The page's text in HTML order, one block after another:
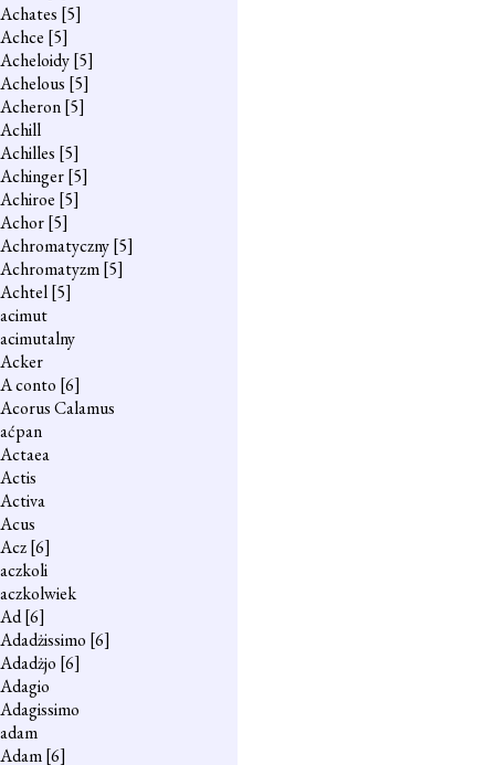
Achates [5]
Achce [5]
Acheloidy[5]
Achelous [5]
Acheron[5]
Achill
Achilles [5]
Achinger[5]
Achiroe [5]
Achor[5]
Achromatyczny[5]
Achromatyzm[5]
Achtel[5]
acimut
acimutalny
Acker
A conto [6]
Acorus Calamus
aćpan
Actaea
Actis
Activa
Acus
Acz[6]
aczkoli
aczkolwiek
Ad[6]
Adadżissimo [6]
Adadżjo [6]
Adagio
Adagissimo
adam
Adam[6]